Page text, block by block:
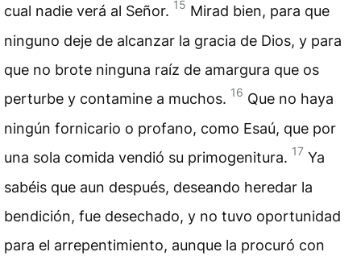
cual nadie verá al Señor. 15 Mirad bien, para que
ninguno deje de alcanzar la gracia de Dios, y para
que no brote ninguna raíz de amargura que os
perturbe y contamine a muchos. 16 Que no haya
ningún fornicario o profano, como Esaú, que por
una sola comida vendió su primogenitura. 17 Ya
sabéis que aun después, deseando heredar la
bendición, fue desechado, y no tuvo oportunidad
para el arrepentimiento, aunque la procuró con